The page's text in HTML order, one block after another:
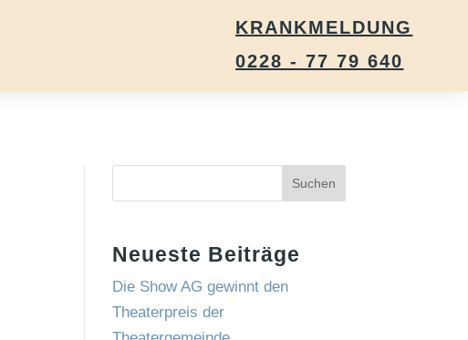
0228 - 77 79 640
KRANKMELDUNG
Suchen
Neueste Beiträge
Die Show AG gewinnt den
Theaterpreis der